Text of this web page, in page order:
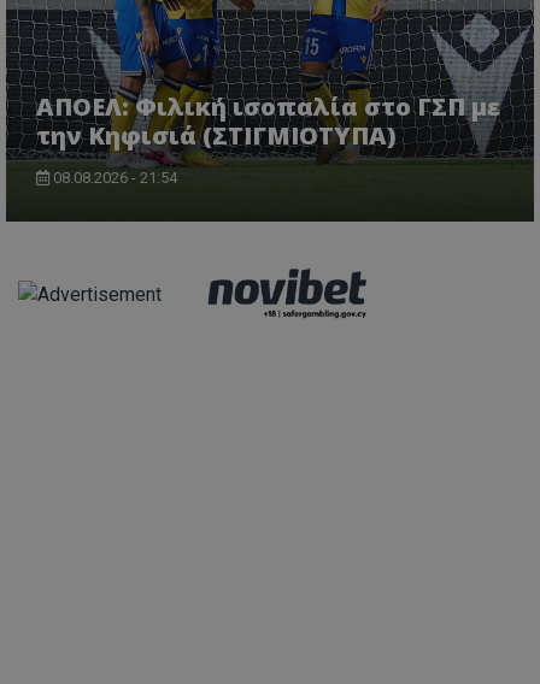
ΑΠΟΕΛ: Φιλική ισοπαλία στο ΓΣΠ με
την Κηφισιά (ΣΤΙΓΜΙΟΤΥΠΑ)
08.08.2026 - 21:54